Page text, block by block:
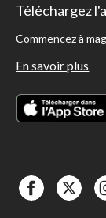
Téléchargez
Commencez à
En savoir plus